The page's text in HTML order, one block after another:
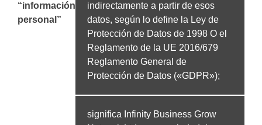
“información
personal”
indirectamente a partir de esos
datos, según lo define la Ley de
Protección de Datos de 1998 O el
Reglamento de la UE 2016/679
Reglamento General de
Protección de Datos («GDPR»);
significa Infinity Business Grow